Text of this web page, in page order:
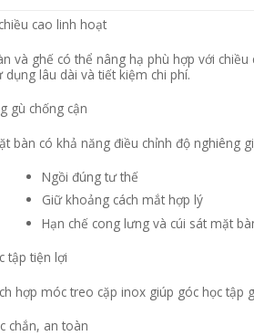
cao linh hoạt
và ghế có thể nâng hạ phù hợp với
dụng lâu dài và tiết kiệm chi phí.
gù chống cận
bàn có khả năng điều chỉnh độ nghiêng
Ngồi đúng tư thế
Giữ khoảng cách mắt hợp lý
Hạn chế cong lưng và cúi sát mặt
tập tiện lợi
hợp móc treo cặp inox giúp góc học tập
chắn, an toàn